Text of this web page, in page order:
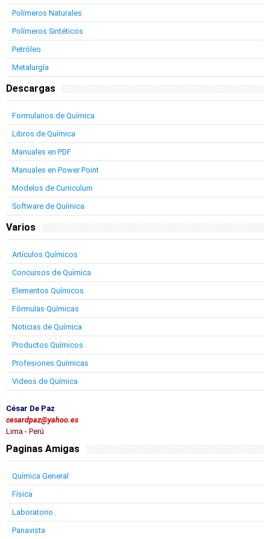
Polímeros Naturales
Polímeros Sintéticos
Petróleo
Metalurgía
Descargas
Formularios de Química
Libros de Química
Manuales en PDF
Manuales en Power Point
Modelos de Curriculum
Software de Química
Varios
Artículos Químicos
Concursos de Química
Elementos Químicos
Fórmulas Químicas
Noticias de Química
Productos Químicos
Profesiones Químicas
Videos de Química
César De Paz
cesardpaz@yahoo.es
Lima - Perú
Paginas Amigas
Química General
Física
Laboratorio
Panavista